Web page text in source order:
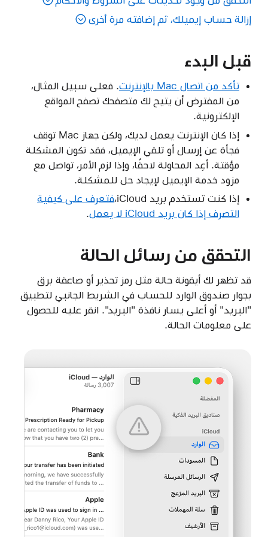
إزالة حساب إيميلك، ثم إضافته مرة أخرى
قبل البدء
تأكد من اتصال Mac بالإنترنت
. فعلى سبيل المثال،
من المفترض أن يتيح لك متصفحك تصفح المواقع
الإلكترونية.
إذا كان الإنترنت يعمل لديك، ولكن جهاز Mac توقف
فجأة عن إرسال أو تلقي الإيميل، فقد تكون المشكلة
مؤقتة. أعِد المحاولة لاحقًا، وإذا لزم الأمر، تواصل مع
مزود خدمة الإيميل لإيجاد حل للمشكلة.
إذا كنت تستخدم بريد iCloud،
فتعرف على كيفية
التصرف إذا كان بريد iCloud لا يعمل
.
التحقق من رسائل الحالة
قد تظهر لك أيقونة حالة مثل رمز تحذير أو صاعقة برق
بجوار صندوق الوارد للحساب في الشريط الجانبي لتطبيق
"البريد" أو أعلى يسار نافذة "البريد". انقر عليه للحصول
على معلومات الحالة.